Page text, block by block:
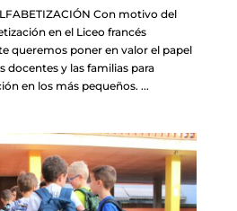
Con motivo del
en el Liceo francés
queremos poner en valor el papel
docentes y las familias para
en los más pequeños. ...